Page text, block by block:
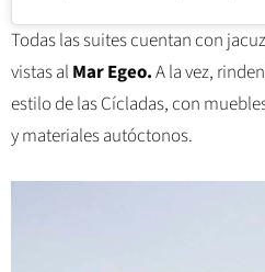
Todas las suites cuentan con
vistas al Mar Egeo.A la vez,
estilo de las Cícladas, con
y materiales autóctonos.